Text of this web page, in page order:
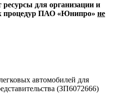
для организации и
процедур ПАО «Юнипро» не
автомобилей для
(ЗП6072666)